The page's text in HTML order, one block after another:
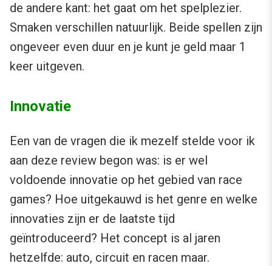
de andere kant: het gaat om het spelplezier.
Smaken verschillen natuurlijk. Beide spellen zijn
ongeveer even duur en je kunt je geld maar 1
keer uitgeven.
Innovatie
Een van de vragen die ik mezelf stelde voor ik
aan deze review begon was: is er wel
voldoende innovatie op het gebied van race
games? Hoe uitgekauwd is het genre en welke
innovaties zijn er de laatste tijd
geïntroduceerd? Het concept is al jaren
hetzelfde: auto, circuit en racen maar.